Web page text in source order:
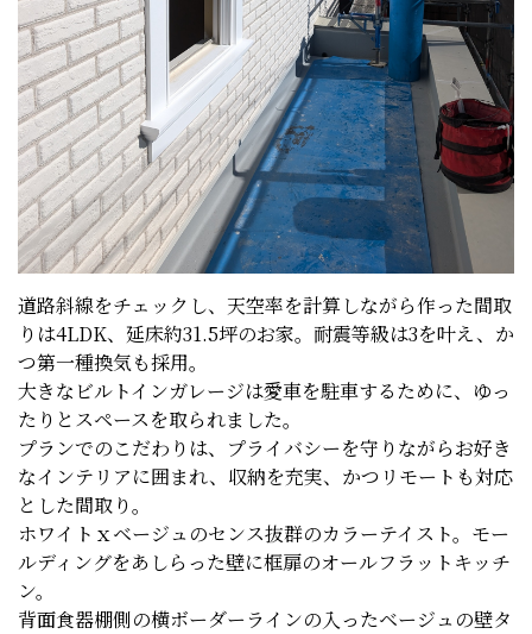
道路斜線をチェックし、天空率を計算しながら作った間取
りは4LDK、延床約31.5坪のお家。耐震等級は3を叶え、か
つ第一種換気も採用。
大きなビルトインガレージは愛車を駐車するために、ゆっ
たりとスペースを取られました。
プランでのこだわりは、プライバシーを守りながらお好き
なインテリアに囲まれ、収納を充実、かつリモートも対応
とした間取り。
ホワイトｘベージュのセンス抜群のカラーテイスト。モー
ルディングをあしらった壁に框扉のオールフラットキッチ
ン。
背面食器棚側の横ボーダーラインの入ったベージュの壁タ